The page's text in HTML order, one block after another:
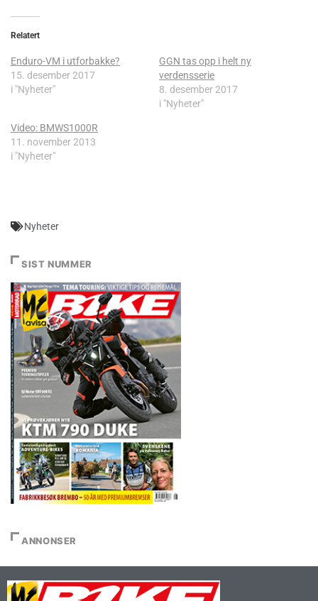
Relatert
Enduro-VM i utforbakke?
15. desember 2017
i "Nyheter"
GGN tas opp i helt ny
verdensserie
8. desember 2017
i "Nyheter"
Video: BMWS1000R
11. november 2013
i "Nyheter"
Nyheter
SIST NUMMER
ANNONSER